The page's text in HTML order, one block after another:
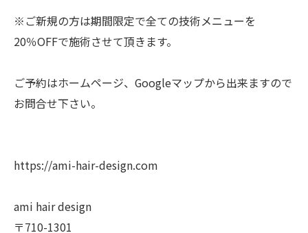
※ご新規の方は期間限定で全ての技術メニューを
20％OFFで施術させて頂きます。
ご予約はホームページ、Googleマップから出来ますので
お問合せ下さい。
https://ami-hair-design.com
ami hair design
〒710-1301